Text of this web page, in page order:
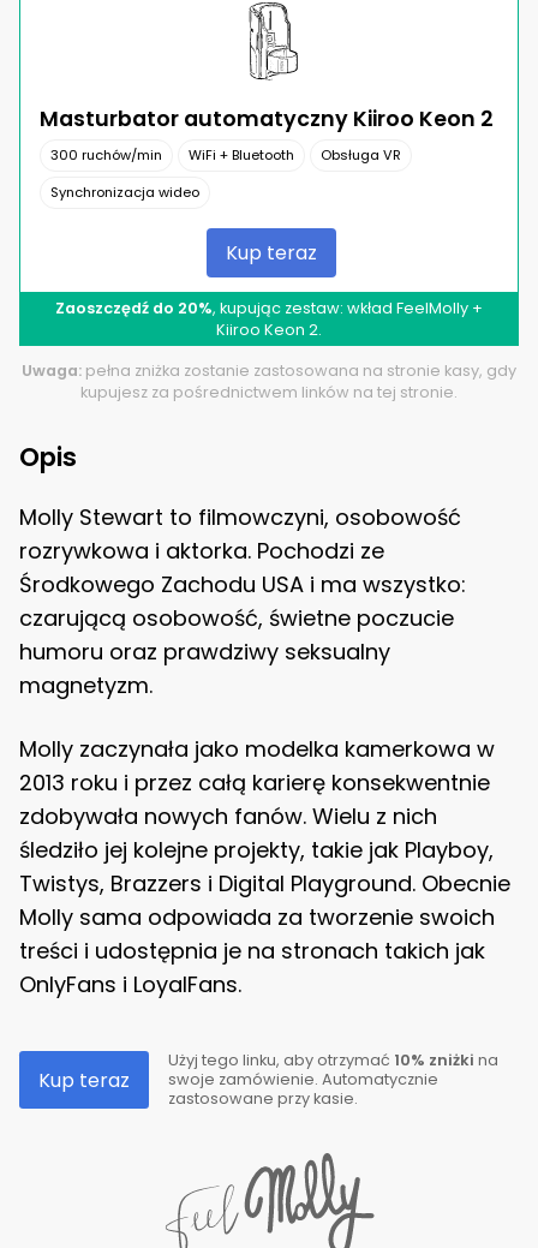
Masturbator automatyczny Kiiroo Keon 2
300 ruchów/min WiFi + Bluetooth
Obsługa VR
Synchronizacja wideo
Kup teraz
Zaoszczędź do 20%, kupując zestaw: wkład FeelMolly +
Kiiroo Keon 2.
Uwaga: pełna zniżka zostanie zastosowana na stronie kasy, gdy
kupujesz za pośrednictwem linków na tej stronie.
Opis
Molly Stewart to filmowczyni, osobowość
rozrywkowa i aktorka. Pochodzi ze
Środkowego Zachodu USA i ma wszystko:
czarującą osobowość, świetne poczucie
humoru oraz prawdziwy seksualny
magnetyzm.
Molly zaczynała jako modelka kamerkowa w
2013 roku i przez całą karierę konsekwentnie
zdobywała nowych fanów. Wielu z nich
śledziło jej kolejne projekty, takie jak Playboy,
Twistys, Brazzers i Digital Playground. Obecnie
Molly sama odpowiada za tworzenie swoich
treści i udostępnia je na stronach takich jak
OnlyFans i LoyalFans.
Kup teraz
Użyj tego linku, aby otrzymać 10% zniżki na
swoje zamówienie. Automatycznie
zastosowane przy kasie.